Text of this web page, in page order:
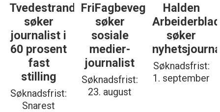
Tvedestrandsposten
søker
journalist i
60 prosent
fast
stilling
Søknadsfrist:
Snarest
FriFagbevegelse
søker
sosiale
medier-
journalist
Søknadsfrist:
23. august
Halden
Arbeiderblad
søker
Søknadsfrist:
1. september